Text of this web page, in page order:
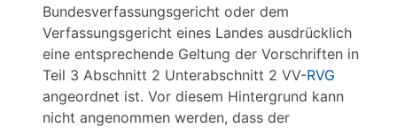
Bundesverfassungsgericht oder dem
Verfassungsgericht eines Landes ausdrücklich
eine entsprechende Geltung der Vorschriften in
Teil 3 Abschnitt 2 Unterabschnitt 2 VV-RVG
angeordnet ist. Vor diesem Hintergrund kann
nicht angenommen werden, dass der